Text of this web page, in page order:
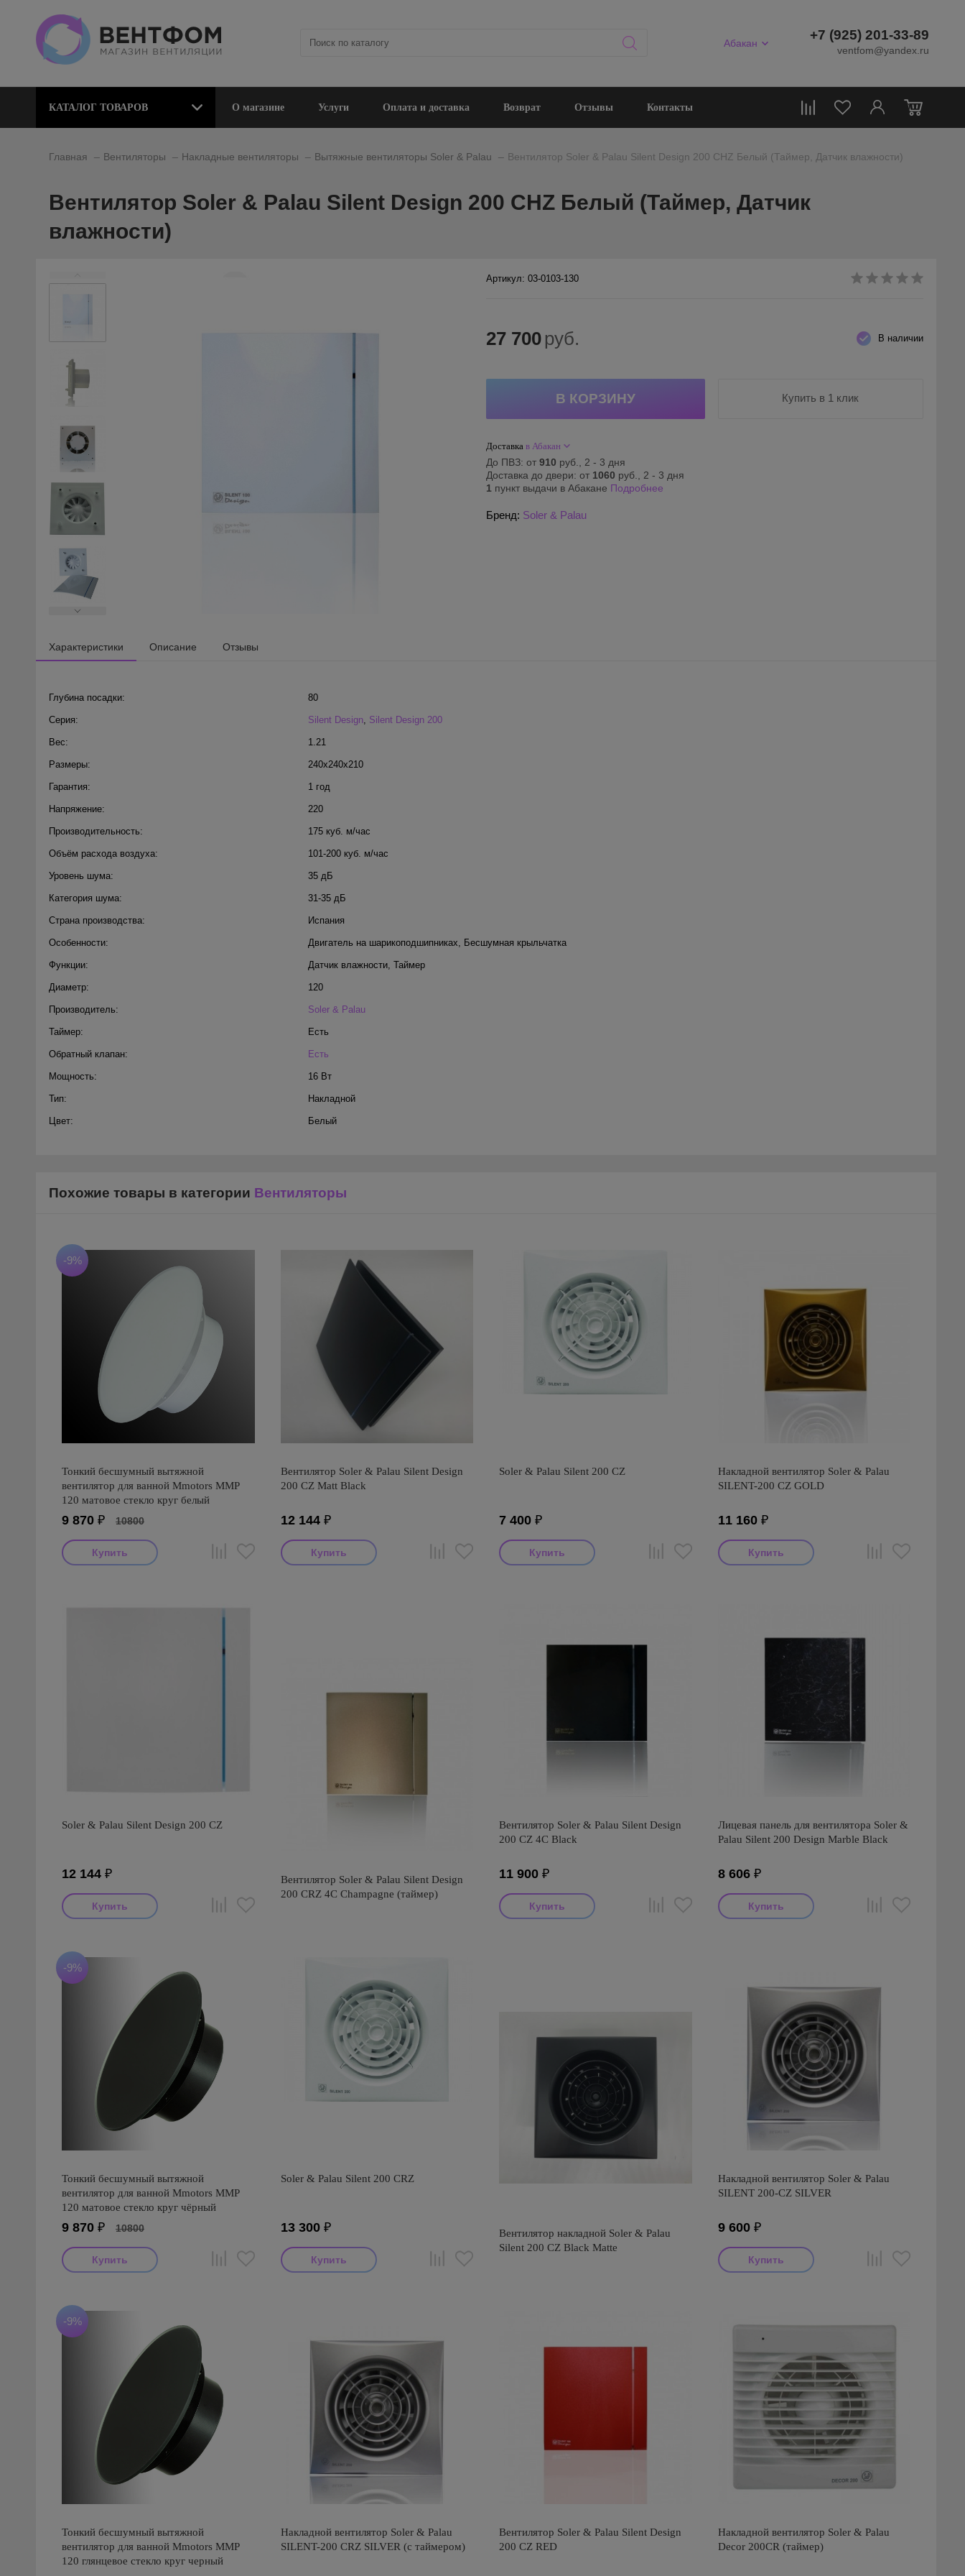
Абакан
+7 (925) 201-33-89
ventfom@yandex.ru
0
КАТАЛОГ ТОВАРОВ О магазине Услуги Оплата и доставка Возврат Отзывы Контакты
Главная Вентиляторы Накладные вентиляторы Вытяжные вентиляторы Soler & Palau Вентилятор Soler & Palau Silent Design 200 CHZ Белый (Таймер, Датчик влажности)
Вентилятор Soler & Palau Silent Design 200 CHZ Белый (Таймер, Датчик
влажности)
Артикул: 03-0103-130
В наличии
27 700 руб.
Купить в 1 клик
Доставка в Абакан
До ПВЗ: от 910 руб., 2 - 3 дня
Доставка до двери: от 1060 руб., 2 - 3 дня
1 пункт выдачи в Абакане Подробнее
Бренд: Soler & Palau
Характеристики Описание Отзывы
Глубина посадки: 80
Серия: Silent Design, Silent Design 200
Вес: 1.21
Размеры: 240x240x210
Гарантия: 1 год
Напряжение: 220
Производительность: 175 куб. м/час
Объём расхода воздуха: 101-200 куб. м/час
Уровень шума: 35 дБ
Категория шума: 31-35 дБ
Страна производства: Испания
Особенности: Двигатель на шарикоподшипниках, Бесшумная крыльчатка
Функции: Датчик влажности, Таймер
Диаметр: 120
Производитель: Soler & Palau
Таймер: Есть
Обратный клапан: Есть
Мощность: 16 Вт
Тип: Накладной
Цвет: Белый
Похожие товары в категории Вентиляторы
-9%
Тонкий бесшумный вытяжной
вентилятор для ванной Mmotors ММР
120 матовое стекло круг белый
9 870 ₽ 10800
Вентилятор Soler & Palau Silent Design
200 CZ Matt Black
12 144₽
Soler & Palau Silent 200 CZ
7 400 ₽
Накладной вентилятор Soler & Palau
SILENT-200 CZ GOLD
11 160₽
Soler & Palau Silent Design 200 CZ
12 144 ₽
Вентилятор Soler & Palau Silent Design
200 CRZ 4C Champagne (таймер)
Вентилятор Soler & Palau Silent Design
200 CZ 4C Black
11 900 ₽
Лицевая панель для вентилятора Soler &
Palau Silent 200 Design Marble Black
8 606₽
-9%
Тонкий бесшумный вытяжной
вентилятор для ванной Mmotors ММР
120 матовое стекло круг чёрный
9 870 ₽ 10800
Soler & Palau Silent 200 CRZ
13 300₽
Вентилятор накладной Soler & Palau
Silent 200 CZ Black Matte
Накладной вентилятор Soler & Palau
SILENT 200-CZ SILVER
9 600₽
-9%
Тонкий бесшумный вытяжной
вентилятор для ванной Mmotors ММР
120 глянцевое стекло круг черный
Накладной вентилятор Soler & Palau
SILENT-200 CRZ SILVER (с таймером)
Вентилятор Soler & Palau Silent Design
200 CZ RED
Накладной вентилятор Soler & Palau
Decor 200CR (таймер)